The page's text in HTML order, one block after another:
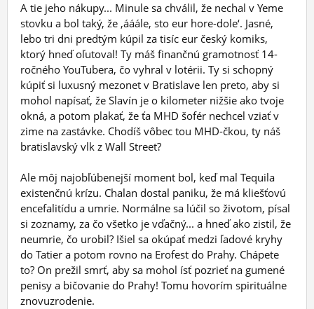
A tie jeho nákupy... Minule sa chválil, že nechal v Yeme
stovku a bol taký, že ‚ááále, sto eur hore-dole‘. Jasné,
lebo tri dni predtým kúpil za tisíc eur český komiks,
ktorý hneď oľutoval! Ty máš finančnú gramotnosť 14-
ročného YouTubera, čo vyhral v lotérii. Ty si schopný
kúpiť si luxusný mezonet v Bratislave len preto, aby si
mohol napísať, že Slavín je o kilometer nižšie ako tvoje
okná, a potom plakať, že ťa MHD šofér nechcel vziať v
zime na zastávke. Chodíš vôbec tou MHD-čkou, ty náš
bratislavský vlk z Wall Street?
Ale môj najobľúbenejší moment bol, keď mal Tequila
existenčnú krízu. Chalan dostal paniku, že má kliešťovú
encefalitídu a umrie. Normálne sa lúčil so životom, písal
si zoznamy, za čo všetko je vďačný... a hneď ako zistil, že
neumrie, čo urobil? Išiel sa okúpať medzi ľadové kryhy
do Tatier a potom rovno na Erofest do Prahy. Chápete
to? On prežil smrť, aby sa mohol ísť pozrieť na gumené
penisy a bičovanie do Prahy! Tomu hovorím spirituálne
znovuzrodenie.